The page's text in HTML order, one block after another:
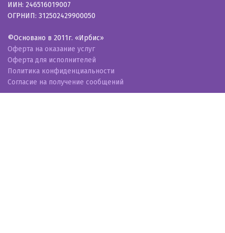
ИИН: 246516019007
ОГРНИП: 312502429900050
©Основано в 2011г. «Ирбис»
Оферта на оказание услуг
Оферта для исполнителей
Политика конфиденциальности
Согласие на получение сообщений